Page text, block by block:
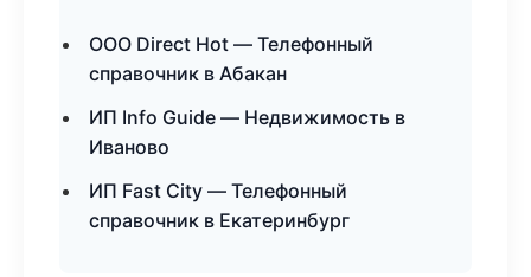
ООО Direct Hot — Телефонный
справочник в Абакан
ИП Info Guide — Недвижимость в
Иваново
ИП Fast City — Телефонный
справочник в Екатеринбург